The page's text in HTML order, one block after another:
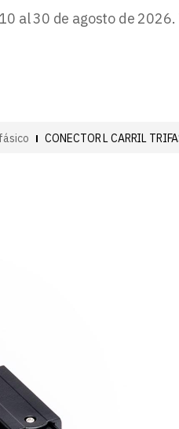
al 30 de agosto de
CONECTOR L CARRIL